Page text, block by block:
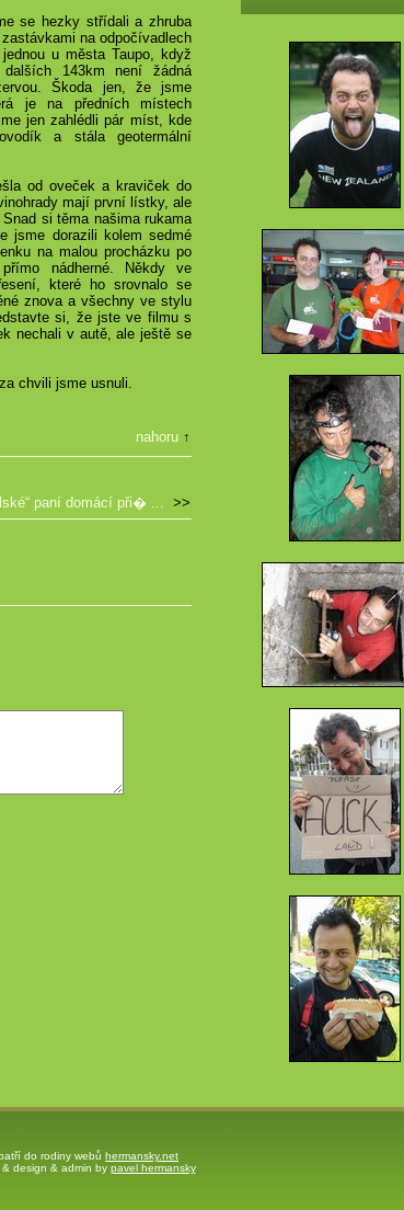
se hezky střídali a zhruba
na odpočívadlech
u města Taupo, když
143km není žádná
Škoda jen, že jsme
je na předních místech
jen zahlédli pár míst, kde
a stála geotermální
od oveček a kraviček do
mají první lístky, ale
si těma našima rukama
jsme dorazili kolem sedmé
na malou procházku po
nádherné. Někdy ve
které ho srovnalo se
znova a všechny ve stylu
si, že jste ve filmu s
nechali v autě, ale ještě se
chvili jsme usnuli.
nahoru ↑
paní domácí při� ... >>
do rodiny webů hermansky.net
design & admin by pavel hermansky